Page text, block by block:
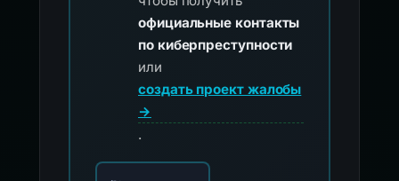
официальные контакты
по киберпреступности
или
создать проект жалобы
→
.
Выберите свою страну для официальных